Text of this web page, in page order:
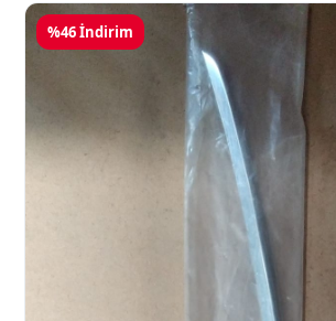
%46 İndirim